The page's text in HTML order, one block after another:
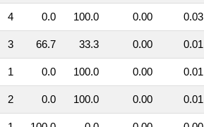
4 0.0 100.0 0.00 0.03
3 66.7 33.3 0.00 0.01
1 0.0 100.0 0.00 0.01
2 0.0 100.0 0.00 0.01